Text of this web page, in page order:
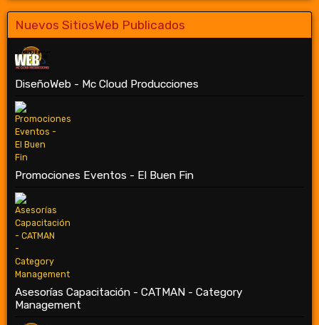
Nuevos SitiosWeb Publicados
DiseñoWeb - Mc Cloud Producciones
Promociones Eventos - El Buen Fin
Asesorías Capacitación - CATMAN - Category
Management